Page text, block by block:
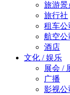
旅游景
旅行社
租车公
航空公
酒店
文化 / 娱乐
展会 /
广播
影视公